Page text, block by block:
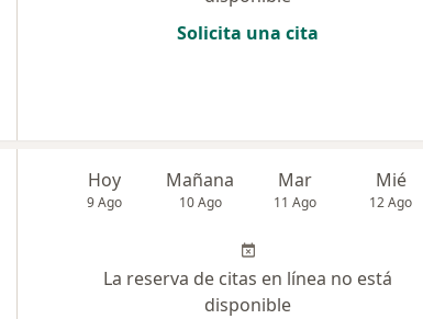
Solicita una cita
Hoy
9 Ago
Mañana
10 Ago
Mar
11 Ago
Mié
12 Ago
La reserva de citas en línea no está
disponible